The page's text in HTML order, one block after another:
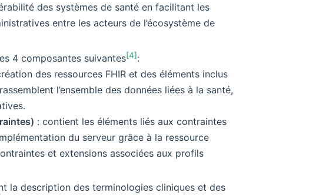
des systèmes de santé en facilitant les
entre les acteurs de l’écosystème de
4 composantes suivantes[4] :
des ressources FHIR et des éléments inclus
l’ensemble des données liées à la santé,
: contient les éléments liés aux contraintes
du serveur grâce à la ressource
et extensions associées aux profils
la description des terminologies cliniques et des